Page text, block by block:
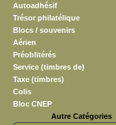
Autoadhésif
Trésor philatélique
Blocs / souvenirs
Aérien
Préoblitérés
Service (timbres de)
Taxe (timbres)
Colis
Bloc CNEP
Autre Catégories